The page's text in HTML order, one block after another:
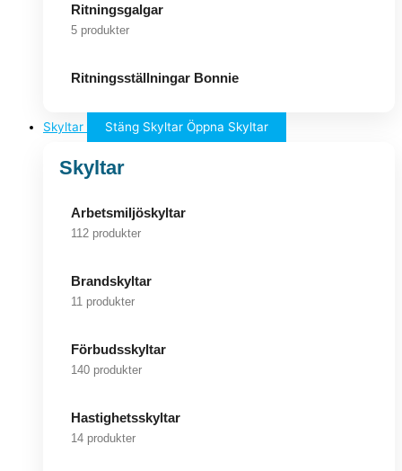
Ritningsgalgar
5 produkter
Ritningsställningar Bonnie
Skyltar Stäng Skyltar Öppna Skyltar
Skyltar
Arbetsmiljöskyltar
112 produkter
Brandskyltar
11 produkter
Förbudsskyltar
140 produkter
Hastighetsskyltar
14 produkter